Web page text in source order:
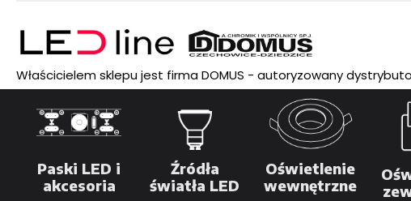
Właścicielem sklepu jest firma DOMUS - autoryzowany
Paski LED i
akcesoria
Źródła
światła LED
Oświetlenie
wewnętrzne